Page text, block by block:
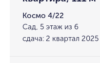
Космо 4/22
Сад, 5 этаж из 6
сдача: 2 квартал 2025